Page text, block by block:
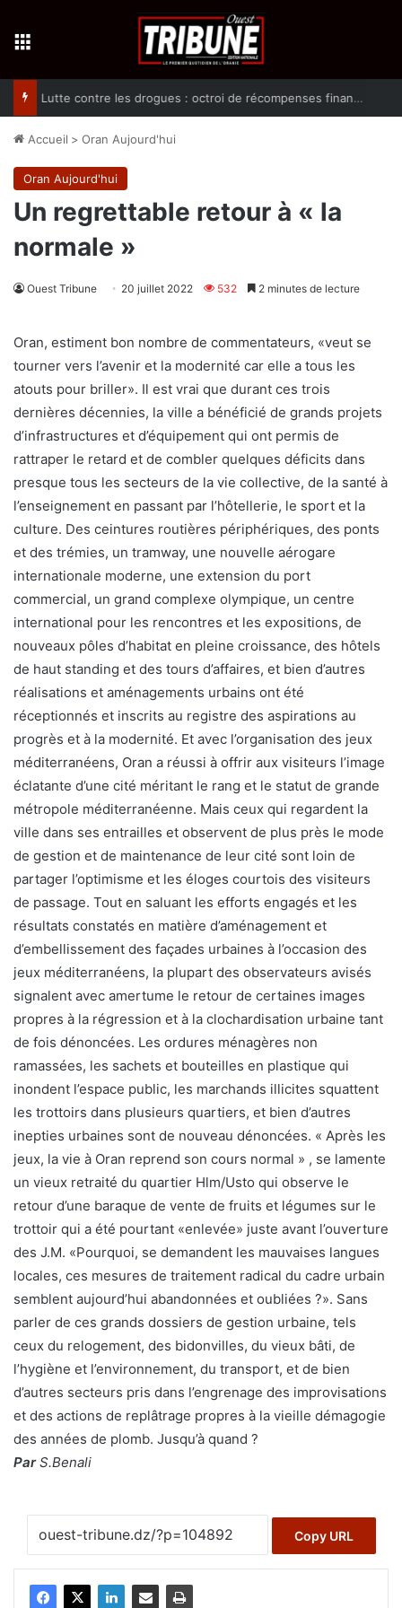
Lutte contre les drogues : octroi de récompenses financières aux dénonciateurs de trafiquants
Accueil > Oran Aujourd'hui
Oran Aujourd'hui
Un regrettable retour à « la
normale »
Ouest Tribune 20 juillet 2022 532 2 minutes de lecture
Oran, estiment bon nombre de commentateurs, «veut se
tourner vers l’avenir et la modernité car elle a tous les
atouts pour briller». Il est vrai que durant ces trois
dernières décennies, la ville a bénéficié de grands projets
d’infrastructures et d’équipement qui ont permis de
rattraper le retard et de combler quelques déficits dans
presque tous les secteurs de la vie collective, de la santé à
l’enseignement en passant par l’hôtellerie, le sport et la
culture. Des ceintures routières périphériques, des ponts
et des trémies, un tramway, une nouvelle aérogare
internationale moderne, une extension du port
commercial, un grand complexe olympique, un centre
international pour les rencontres et les expositions, de
nouveaux pôles d’habitat en pleine croissance, des hôtels
de haut standing et des tours d’affaires, et bien d’autres
réalisations et aménagements urbains ont été
réceptionnés et inscrits au registre des aspirations au
progrès et à la modernité. Et avec l’organisation des jeux
méditerranéens, Oran a réussi à offrir aux visiteurs l’image
éclatante d’une cité méritant le rang et le statut de grande
métropole méditerranéenne. Mais ceux qui regardent la
ville dans ses entrailles et observent de plus près le mode
de gestion et de maintenance de leur cité sont loin de
partager l’optimisme et les éloges courtois des visiteurs
de passage. Tout en saluant les efforts engagés et les
résultats constatés en matière d’aménagement et
d’embellissement des façades urbaines à l’occasion des
jeux méditerranéens, la plupart des observateurs avisés
signalent avec amertume le retour de certaines images
propres à la régression et à la clochardisation urbaine tant
de fois dénoncées. Les ordures ménagères non
ramassées, les sachets et bouteilles en plastique qui
inondent l’espace public, les marchands illicites squattent
les trottoirs dans plusieurs quartiers, et bien d’autres
inepties urbaines sont de nouveau dénoncées. « Après les
jeux, la vie à Oran reprend son cours normal » , se lamente
un vieux retraité du quartier Hlm/Usto qui observe le
retour d’une baraque de vente de fruits et légumes sur le
trottoir qui a été pourtant «enlevée» juste avant l’ouverture
des J.M. «Pourquoi, se demandent les mauvaises langues
locales, ces mesures de traitement radical du cadre urbain
semblent aujourd’hui abandonnées et oubliées ?». Sans
parler de ces grands dossiers de gestion urbaine, tels
ceux du relogement, des bidonvilles, du vieux bâti, de
l’hygiène et l’environnement, du transport, et de bien
d’autres secteurs pris dans l’engrenage des improvisations
et des actions de replâtrage propres à la vieille démagogie
des années de plomb. Jusqu’à quand ?
ParS.Benali
Copy URL